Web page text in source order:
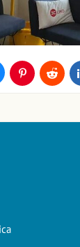
PinterestReddit